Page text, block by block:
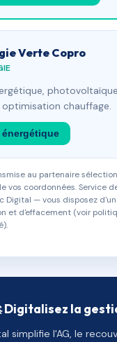
Verte Copro
photovoltaïque
chauffage.
énergétique
au partenaire
vos coordonnées. Service
Digital — vous disposez
et d'effacement (voir
Digitalisez la
simplifie l'AG, le